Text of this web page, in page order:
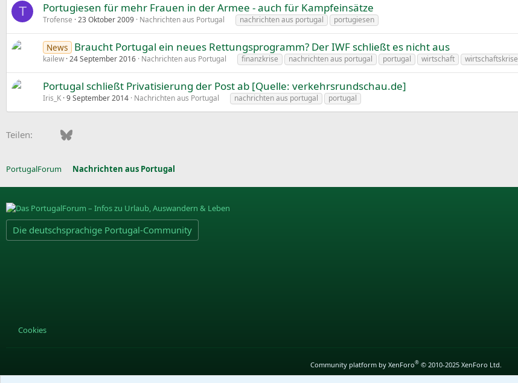
T Portugiesen für mehr Frauen in der Armee - auch für Kampfeinsätze
Trofense 23 Oktober 2009 Nachrichten aus Portugal nachrichten aus portugal portugiesen
News Braucht Portugal ein neues Rettungsprogramm? Der IWF schließt es nicht aus
kailew 24 September 2016 Nachrichten aus Portugal finanzkrise nachrichten aus portugal portugal wirtschaft wirtschaftskrise
Portugal schließt Privatisierung der Post ab [Quelle: verkehrsrundschau.de]
Iris_K 9 September 2014 Nachrichten aus Portugal nachrichten aus portugal portugal
Teilen: FacebookBluesky
PortugalForum Nachrichten aus Portugal
Die deutschsprachige Portugal-Community
Cookies
Community platform by XenForo® © 2010-2025 XenForo Ltd.